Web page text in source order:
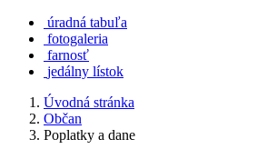
úradná tabuľa
fotogaleria
farnosť
jedálny lístok
Úvodná stránka
Občan
Poplatky a dane